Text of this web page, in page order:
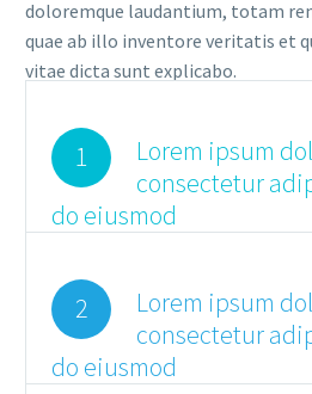
doloremque laudantium, totam
quae ab illo inventore veritatis et
vitae dicta sunt explicabo.
1
Lorem ipsum
consectetur
do eiusmod
2
Lorem ipsum
consectetur
do eiusmod